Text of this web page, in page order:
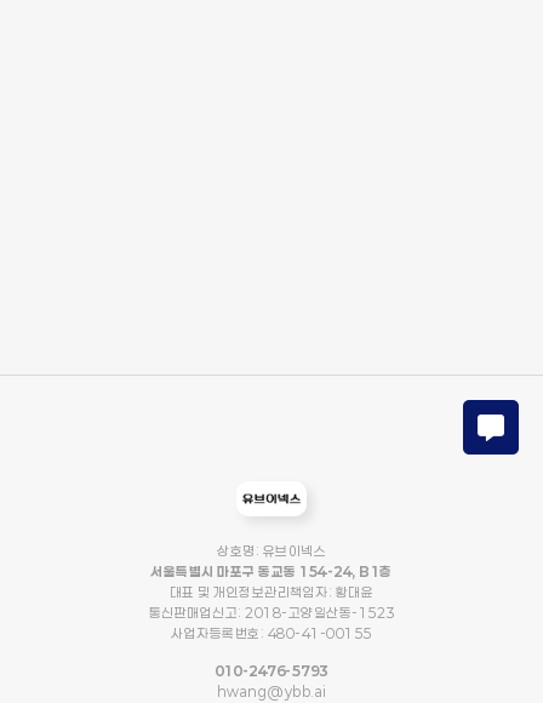
상호명: 유브이넥스
서울특별시 마포구 동교동 154-24, B1층
대표 및 개인정보관리책임자: 황대윤
통신판매업신고: 2018-고양일산동-1523
사업자등록번호: 480-41-00155
010-2476-5793
hwang@ybb.ai